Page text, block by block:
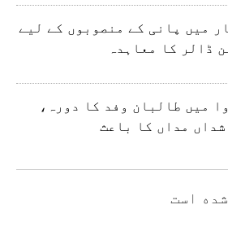
میں پانی کے منصوبوں کے لیے
ڈالر کا معاہدہ
میں طالبان وفد کا دورہ،
مداں کا باعث
است